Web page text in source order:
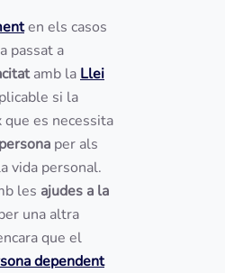
en els casos
passat a
amb la Llei
si la
es necessita
per als
vida personal.
les ajudes a la
una altra
que el
dependent